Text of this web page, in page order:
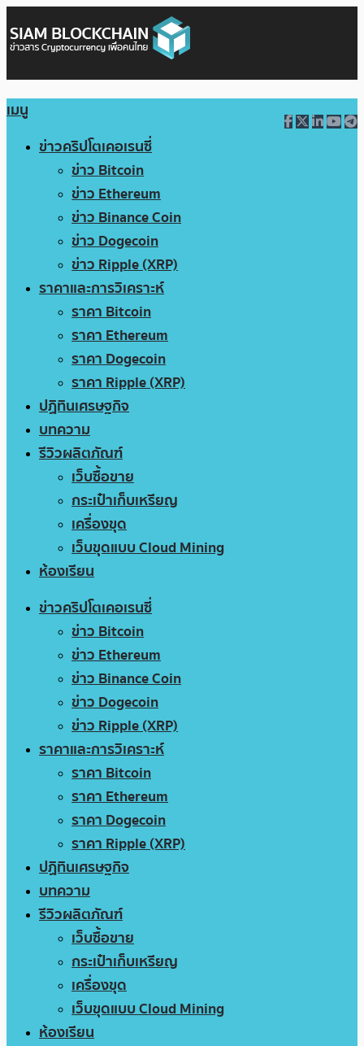
เมนู
ข่าวคริปโตเคอเรนซี่
ข่าว Bitcoin
ข่าว Ethereum
ข่าว Binance Coin
ข่าว Dogecoin
ข่าว Ripple (XRP)
ราคาและการวิเคราะห์
ราคา Bitcoin
ราคา Ethereum
ราคา Dogecoin
ราคา Ripple (XRP)
ปฏิทินเศรษฐกิจ
บทความ
รีวิวผลิตภัณฑ์
เว็บซื้อขาย
กระเป๋าเก็บเหรียญ
เครื่องขุด
เว็บขุดแบบ Cloud Mining
ห้องเรียน
ข่าวคริปโตเคอเรนซี่
ข่าว Bitcoin
ข่าว Ethereum
ข่าว Binance Coin
ข่าว Dogecoin
ข่าว Ripple (XRP)
ราคาและการวิเคราะห์
ราคา Bitcoin
ราคา Ethereum
ราคา Dogecoin
ราคา Ripple (XRP)
ปฏิทินเศรษฐกิจ
บทความ
รีวิวผลิตภัณฑ์
เว็บซื้อขาย
กระเป๋าเก็บเหรียญ
เครื่องขุด
เว็บขุดแบบ Cloud Mining
ห้องเรียน